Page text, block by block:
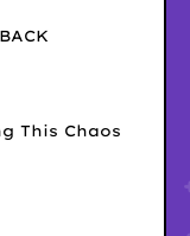
This Chaos